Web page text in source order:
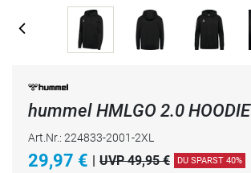
hummel HMLGO 2.0 HOODIE
Art.Nr.: 224833-2001-2XL
29,97 € | UVP 49,95 € DU SPARST 40%